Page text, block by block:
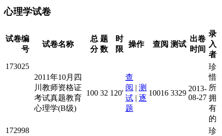
心理学试卷
试卷编
号
试卷名称
总
分
题
数
时
限
操作 查阅 测试
出卷
时间
录
入
者
173025
2011年10月四
川教师资格证
考试真题教育
心理学(B级)
100 32 120'
查
阅 | 测
试 | 逐
题
10016 3329
2013-
08-27
珍
惜
所
拥
有
的
172998
珍